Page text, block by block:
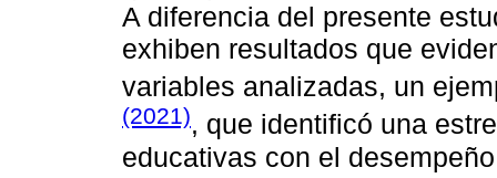
A diferencia del presente
exhiben resultados que
variables analizadas, un
(2021), que identificó una
educativas con el